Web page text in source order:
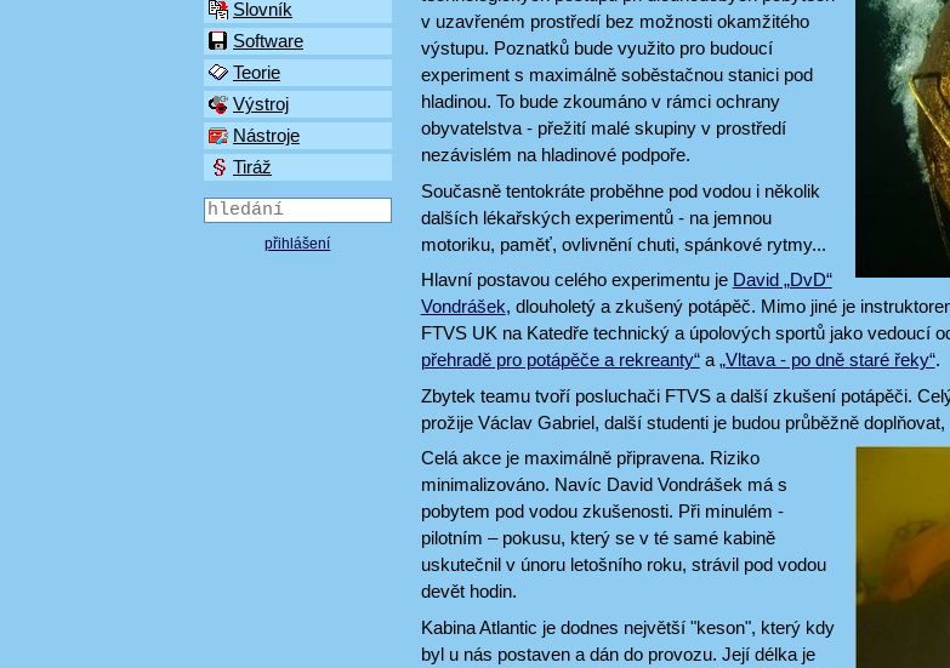
Slovník
Software
Teorie
Výstroj
Nástroje
Tiráž
přihlášení
v uzavřeném prostředí bez možnosti okamžitého
výstupu. Poznatků bude využito pro budoucí
experiment s maximálně soběstačnou stanici pod
hladinou. To bude zkoumáno v rámci ochrany
obyvatelstva - přežití malé skupiny v prostředí
nezávislém na hladinové podpoře.
Současně tentokráte proběhne pod vodou i několik
dalších lékařských experimentů - na jemnou
motoriku, paměť, ovlivnění chuti, spánkové rytmy...
Hlavní postavou celého experimentu je David „DvD“
Vondrášek, dlouholetý a zkušený potápěč. Mimo jiné je
FTVS UK na Katedře technický a úpolových sportů jako vedoucí
přehradě pro potápěče a rekreanty“a „Vltava - po dně staré řeky“.
Zbytek teamu tvoří posluchači FTVS a další zkušení potápěči.
prožije Václav Gabriel, další studenti je budou průběžně
Celá akce je maximálně připravena. Riziko
minimalizováno. Navíc David Vondrášek má s
pobytem pod vodou zkušenosti. Při minulém -
pilotním – pokusu, který se v té samé kabině
uskutečnil v únoru letošního roku, strávil pod vodou
devět hodin.
Kabina Atlantic je dodnes největší "keson", který kdy
byl u nás postaven a dán do provozu. Její délka je